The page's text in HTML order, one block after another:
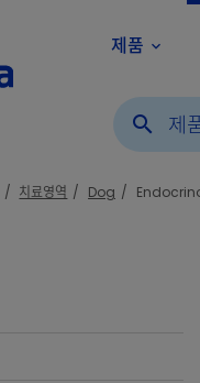
제품 keyboard_arrow_down
search
치료영역 Dog